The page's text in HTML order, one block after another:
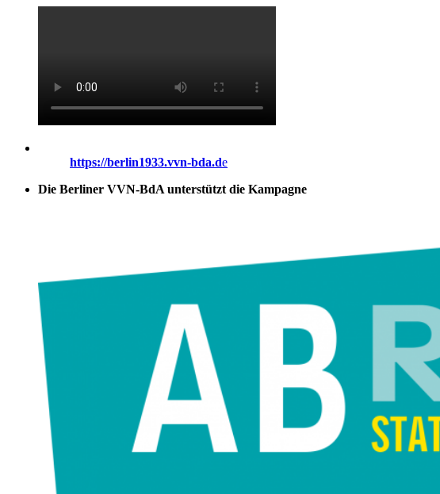
https://berlin1933.vvn-bda.de
Die Berliner VVN-BdA unterstützt die Kampagne